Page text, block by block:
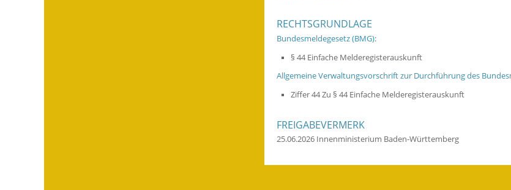
RECHTSGRUNDLAGE
Bundesmeldegesetz (BMG):
§ 44 Einfache Melderegisterauskunft
Allgemeine Verwaltungsvorschrift zur Durchführung des
Ziffer 44 Zu § 44 Einfache Melderegisterauskunft
FREIGABEVERMERK
25.06.2026 Innenministerium Baden-Württemberg